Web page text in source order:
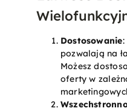
Dostosowanie:
pozwalają na
Możesz
oferty w